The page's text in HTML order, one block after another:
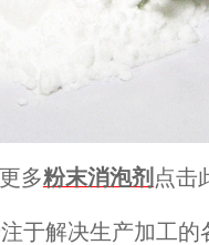
更多粉末消泡剂 点击
于解决生产加工的